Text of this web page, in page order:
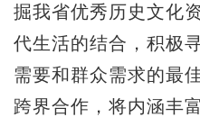
掘我省优秀历史文化
代生活的结合，积极
需要和群众需求的最
跨界合作，将内涵丰